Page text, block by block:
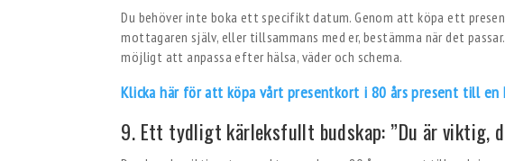
Du behöver inte boka ett specifikt datum. Genom att köpa ett
mottagaren själv, eller tillsammans med er, bestämma när det
möjligt att anpassa efter hälsa, väder och schema.
Klicka här för att köpa vårt presentkort i 80 års present till en
9. Ett tydligt kärleksfullt budskap: ”Du är viktig,